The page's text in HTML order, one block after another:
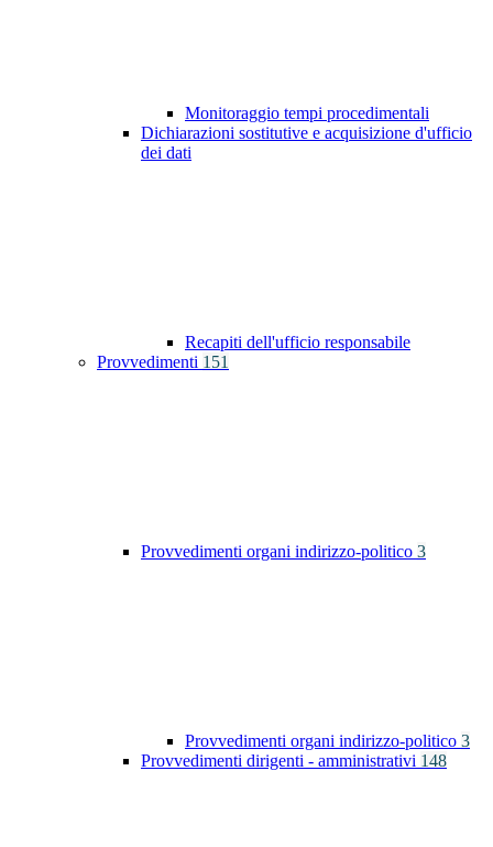
Monitoraggio tempi procedimentali
Dichiarazioni sostitutive e acquisizione d'ufficio
dei dati
Recapiti dell'ufficio responsabile
Provvedimenti 151
Provvedimenti organi indirizzo-politico 3
Provvedimenti organi indirizzo-politico 3
Provvedimenti dirigenti - amministrativi 148